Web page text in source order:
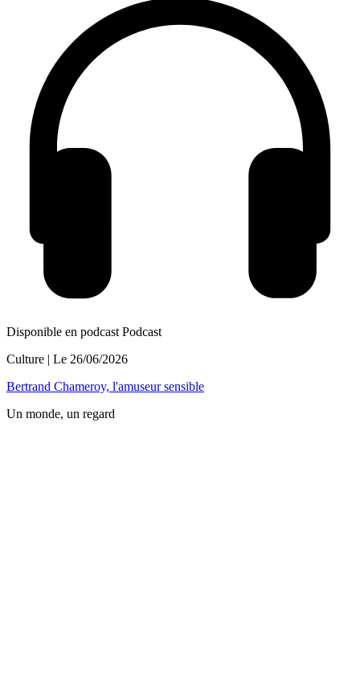
Disponible en podcast Podcast
Culture | Le 26/06/2026
Bertrand Chameroy, l'amuseur sensible
Un monde, un regard